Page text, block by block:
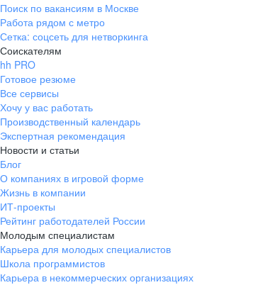
Поиск по вакансиям в Москве
Работа рядом с метро
Сетка: соцсеть для нетворкинга
Соискателям
hh PRO
Готовое резюме
Все сервисы
Хочу у вас работать
Производственный календарь
Экспертная рекомендация
Новости и статьи
Блог
О компаниях в игровой форме
Жизнь в компании
ИТ-проекты
Рейтинг работодателей России
Молодым специалистам
Карьера для молодых специалистов
Школа программистов
Карьера в некоммерческих организациях